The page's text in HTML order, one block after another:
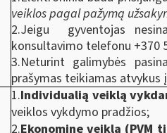
veiklos pagal pažymą
2.Jeigu gyventojas
konsultavimo telefonu +370
3.Neturint galimybės
prašymas teikiamas
1.Individualią veiklą
veiklos vykdymo pradžios;
2.Ekonominę veiklą (PVM